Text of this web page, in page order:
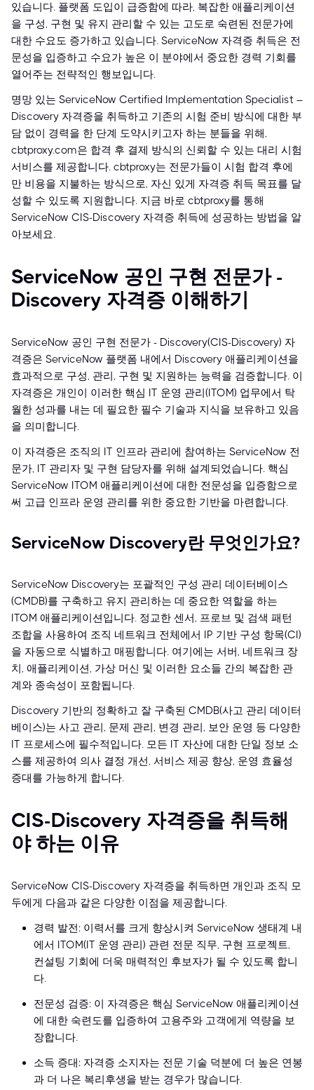
있습니다. 플랫폼 도입이 급증함에 따라, 복잡한 애플리케이션
을 구성, 구현 및 유지 관리할 수 있는 고도로 숙련된 전문가에
대한 수요도 증가하고 있습니다. ServiceNow 자격증 취득은 전
문성을 입증하고 수요가 높은 이 분야에서 중요한 경력 기회를
열어주는 전략적인 행보입니다.
명망 있는 ServiceNow Certified Implementation Specialist –
Discovery 자격증을 취득하고 기존의 시험 준비 방식에 대한 부
담 없이 경력을 한 단계 도약시키고자 하는 분들을 위해,
cbtproxy.com은 합격 후 결제 방식의 신뢰할 수 있는 대리 시험
서비스를 제공합니다. cbtproxy는 전문가들이 시험 합격 후에
만 비용을 지불하는 방식으로, 자신 있게 자격증 취득 목표를 달
성할 수 있도록 지원합니다. 지금 바로 cbtproxy를 통해
ServiceNow CIS-Discovery 자격증 취득에 성공하는 방법을 알
아보세요.
ServiceNow 공인 구현 전문가 -
Discovery 자격증 이해하기
ServiceNow 공인 구현 전문가 - Discovery(CIS-Discovery) 자
격증은 ServiceNow 플랫폼 내에서 Discovery 애플리케이션을
효과적으로 구성, 관리, 구현 및 지원하는 능력을 검증합니다. 이
자격증은 개인이 이러한 핵심 IT 운영 관리(ITOM) 업무에서 탁
월한 성과를 내는 데 필요한 필수 기술과 지식을 보유하고 있음
을 의미합니다.
이 자격증은 조직의 IT 인프라 관리에 참여하는 ServiceNow 전
문가, IT 관리자 및 구현 담당자를 위해 설계되었습니다. 핵심
ServiceNow ITOM 애플리케이션에 대한 전문성을 입증함으로
써 고급 인프라 운영 관리를 위한 중요한 기반을 마련합니다.
ServiceNow Discovery란 무엇인가요?
ServiceNow Discovery는 포괄적인 구성 관리 데이터베이스
(CMDB)를 구축하고 유지 관리하는 데 중요한 역할을 하는
ITOM 애플리케이션입니다. 정교한 센서, 프로브 및 검색 패턴
조합을 사용하여 조직 네트워크 전체에서 IP 기반 구성 항목(CI)
을 자동으로 식별하고 매핑합니다. 여기에는 서버, 네트워크 장
치, 애플리케이션, 가상 머신 및 이러한 요소들 간의 복잡한 관
계와 종속성이 포함됩니다.
Discovery 기반의 정확하고 잘 구축된 CMDB(사고 관리 데이터
베이스)는 사고 관리, 문제 관리, 변경 관리, 보안 운영 등 다양한
IT 프로세스에 필수적입니다. 모든 IT 자산에 대한 단일 정보 소
스를 제공하여 의사 결정 개선, 서비스 제공 향상, 운영 효율성
증대를 가능하게 합니다.
CIS-Discovery 자격증을 취득해
야 하는 이유
ServiceNow CIS-Discovery 자격증을 취득하면 개인과 조직 모
두에게 다음과 같은 다양한 이점을 제공합니다.
경력 발전: 이력서를 크게 향상시켜 ServiceNow 생태계 내
에서 ITOM(IT 운영 관리) 관련 전문 직무, 구현 프로젝트,
컨설팅 기회에 더욱 매력적인 후보자가 될 수 있도록 합니
다.
전문성 검증: 이 자격증은 핵심 ServiceNow 애플리케이션
에 대한 숙련도를 입증하여 고용주와 고객에게 역량을 보
장합니다.
소득 증대: 자격증 소지자는 전문 기술 덕분에 더 높은 연봉
과 더 나은 복리후생을 받는 경우가 많습니다.